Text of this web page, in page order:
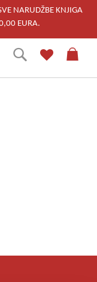
NARUDŽBE KNJIGA
EURA.
Traži